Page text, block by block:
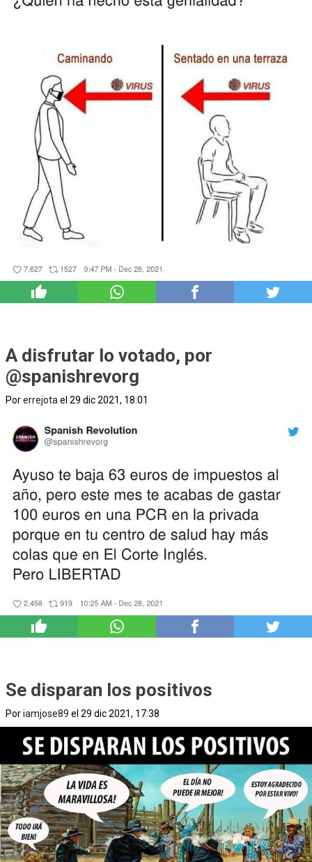
A disfrutar lo votado, por
@spanishrevorg
Porerrejota el 29 dic 2021, 18:01
Se disparan los positivos
Poriamjose89 el 29 dic 2021, 17:38